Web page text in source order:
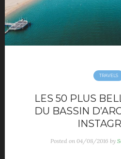
TRAVELS
LES 50 PLUS
DU BASSIN
Posted on 04/08/2016 by